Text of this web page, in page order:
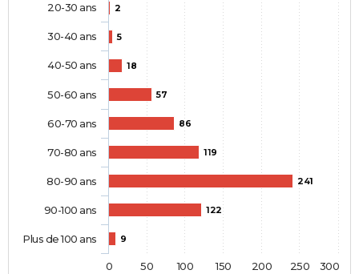
2
5
18
57
86
119
241
122
9
20-30 ans
30-40 ans
40-50 ans
50-60 ans
60-70 ans
70-80 ans
80-90 ans
90-100 ans
Plus de 100 ans
0 50 100 150 200 250 300